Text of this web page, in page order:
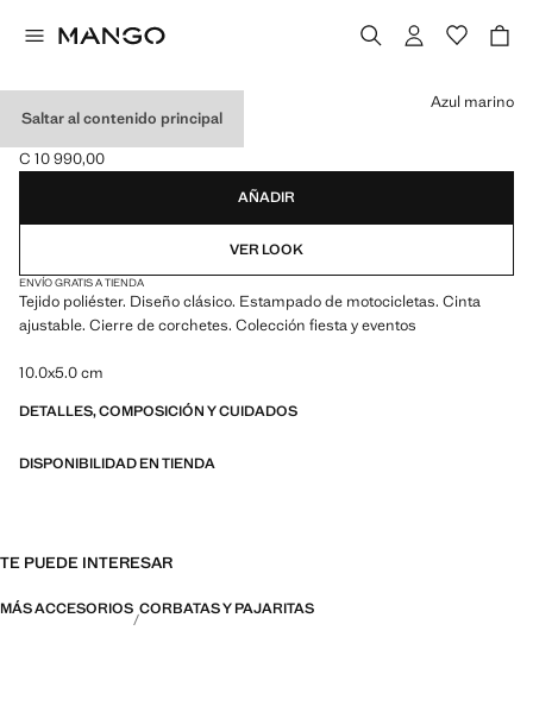
Saltar al contenido principal
PAJARITA MOTOS
Precio actual [C 10 990,00 ]
C 10 990,00
Selecciona un color
Azul marino
AÑADIR
VER LOOK
ENVÍO GRATIS A TIENDA
Tejido poliéster. Diseño clásico. Estampado de motocicletas. Cinta
ajustable. Cierre de corchetes. Colección fiesta y eventos
10.0x5.0 cm
DETALLES, COMPOSICIÓN Y CUIDADOS
DISPONIBILIDAD EN TIENDA
TE PUEDE INTERESAR
MÁS ACCESORIOS CORBATAS Y PAJARITAS